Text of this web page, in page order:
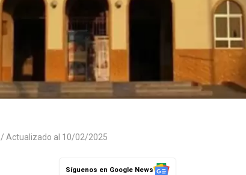
/ Actualizado al 10/02/2025
Síguenos en Google News